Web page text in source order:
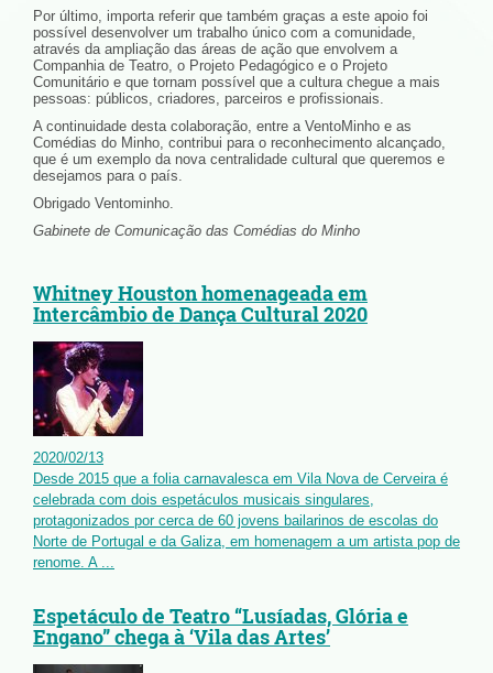
Por último, importa referir que também graças a este apoio foi
possível desenvolver um trabalho único com a comunidade,
através da ampliação das áreas de ação que envolvem a
Companhia de Teatro, o Projeto Pedagógico e o Projeto
Comunitário e que tornam possível que a cultura chegue a mais
pessoas: públicos, criadores, parceiros e profissionais.
A continuidade desta colaboração, entre a VentoMinho e as
Comédias do Minho, contribui para o reconhecimento alcançado,
que é um exemplo da nova centralidade cultural que queremos e
desejamos para o país.
Obrigado Ventominho.
Gabinete de Comunicação das Comédias do Minho
Whitney Houston homenageada em
Intercâmbio de Dança Cultural 2020
2020/02/13
Desde 2015 que a folia carnavalesca em Vila Nova de Cerveira é
celebrada com dois espetáculos musicais singulares,
protagonizados por cerca de 60 jovens bailarinos de escolas do
Norte de Portugal e da Galiza, em homenagem a um artista pop de
renome. A ...
Espetáculo de Teatro “Lusíadas, Glória e
Engano” chega à ‘Vila das Artes’